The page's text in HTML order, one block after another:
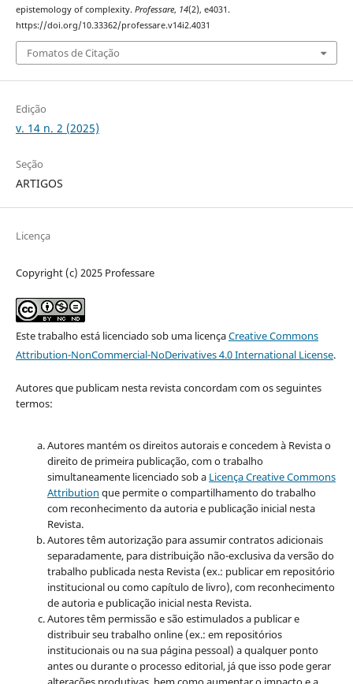
epistemology of complexity. Professare, 14(2), e4031.
https://doi.org/10.33362/professare.v14i2.4031
Fomatos de Citação
Edição
v. 14 n. 2 (2025)
Seção
ARTIGOS
Licença
Copyright (c) 2025 Professare
Este trabalho está licenciado sob uma licençaCreative Commons
Attribution-NonCommercial-NoDerivatives 4.0 International License.
Autores que publicam nesta revista concordam com os seguintes
termos:
Autores mantém os direitos autorais e concedem à Revista o
direito de primeira publicação, com o trabalho
simultaneamente licenciado sob a Licença Creative Commons
Attribution que permite o compartilhamento do trabalho
com reconhecimento da autoria e publicação inicial nesta
Revista.
Autores têm autorização para assumir contratos adicionais
separadamente, para distribuição não-exclusiva da versão do
trabalho publicada nesta Revista (ex.: publicar em repositório
institucional ou como capítulo de livro), com reconhecimento
de autoria e publicação inicial nesta Revista.
Autores têm permissão e são estimulados a publicar e
distribuir seu trabalho online (ex.: em repositórios
institucionais ou na sua página pessoal) a qualquer ponto
antes ou durante o processo editorial, já que isso pode gerar